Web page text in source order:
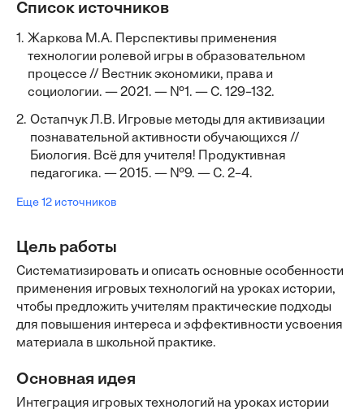
Список источников
1. Жаркова М.А. Перспективы применения
технологии ролевой игры в образовательном
процессе // Вестник экономики, права и
социологии. — 2021. — №1. — С. 129–132.
2. Остапчук Л.В. Игровые методы для активизации
познавательной активности обучающихся //
Биология. Всё для учителя! Продуктивная
педагогика. — 2015. — №9. — С. 2–4.
Еще 12 источников
Цель работы
Систематизировать и описать основные особенности
применения игровых технологий на уроках истории,
чтобы предложить учителям практические подходы
для повышения интереса и эффективности усвоения
материала в школьной практике.
Основная идея
Интеграция игровых технологий на уроках истории